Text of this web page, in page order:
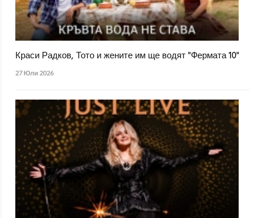
Краси Радков, Тото и жените им ще водят "Фермата 10"
27 Юли 2026